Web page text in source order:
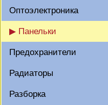
Оптоэлектроника
▶ Панельки
Предохранители
Радиаторы
Разборка